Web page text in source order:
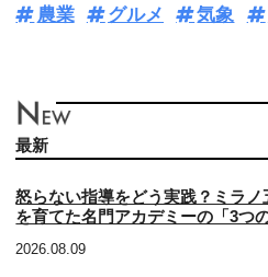
農業
グルメ 気象
最新
怒らない指導をどう実践？ミラ
を育てた名門アカデミーの「3つの
2026.08.09